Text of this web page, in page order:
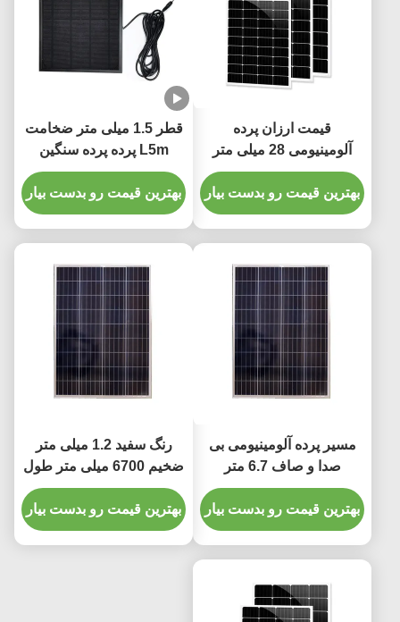
قیمت ارزان پرده
آلومینیومی 28 میلی متر
ضخامت 1.2 میلی متر با
پلاستیک نهایی
بهترین قیمت رو بدست بیار
قطر 1.5 میلی متر ضخامت
L5m پرده پرده سنگین
بهترین قیمت رو بدست بیار
مسیر پرده آلومینیومی بی
صدا و صاف 6.7 متر
بهترین قیمت رو بدست بیار
رنگ سفید 1.2 میلی متر
ضخیم 6700 میلی متر طول
پرده آلومینیومی آهنگ سفید
رنگ
بهترین قیمت رو بدست بیار